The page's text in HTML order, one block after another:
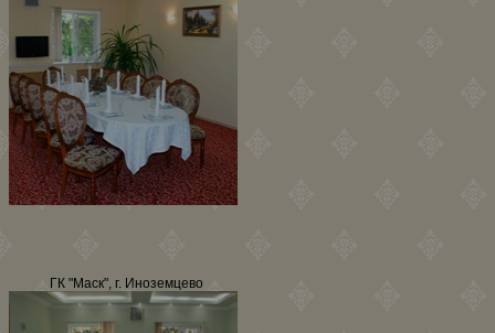
ГК "Маск", г. Иноземцево